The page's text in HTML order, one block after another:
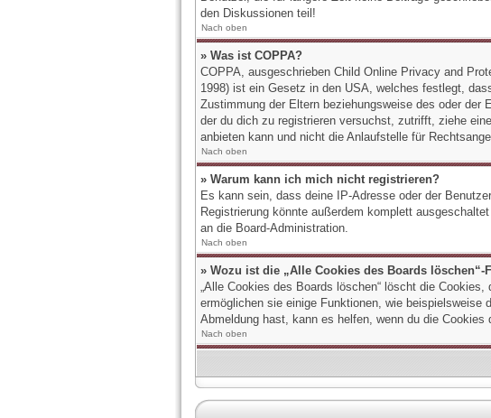
den Diskussionen teil!
Nach oben
» Was ist COPPA?
COPPA, ausgeschrieben Child Online Privacy and
1998) ist ein Gesetz in den USA, welches festlegt,
Zustimmung der Eltern beziehungsweise des oder der
der du dich zu registrieren versuchst, zutrifft, ziehe
anbieten kann und nicht die Anlaufstelle für
Nach oben
» Warum kann ich mich nicht registrieren?
Es kann sein, dass deine IP-Adresse oder der
Registrierung könnte außerdem komplett
an die Board-Administration.
Nach oben
» Wozu ist die „Alle Cookies des Boards löschen“-
„Alle Cookies des Boards löschen“ löscht die
ermöglichen sie einige Funktionen, wie beispielsweise
Abmeldung hast, kann es helfen, wenn du die Cookies
Nach oben